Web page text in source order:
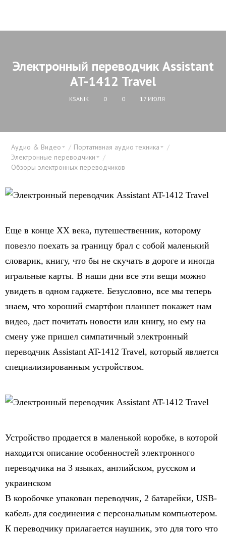
Электронный переводчик Assistant
AT-1412 Travel
KSANIK 0 0 17 ИЮЛЯ
Аудио & Видео
Портативная аудио техника
Электронные переводчики
Обзоры электронных переводчиков
Еще в конце ХХ века, путешественник, которому
повезло поехать за границу брал с собой маленький
словарик, книгу, что бы не скучать в дороге и иногда
игральные карты. В наши дни все эти вещи можно
увидеть в одном гаджете. Безусловно, все мы теперь
знаем, что хороший смартфон планшет покажет нам
видео, даст почитать новости или книгу, но ему на
смену уже пришел симпатичный электронный
переводчик Assistant AT-1412 Travel, который является
специализированным устройством.
Устройство продается в маленькой коробке, в которой
находится описание особенностей электронного
переводчика на 3 языках, английском, русском и
украинском
В коробочке упакован переводчик, 2 батарейки, USB-
кабель для соединения с персональным компьютером.
К переводчику прилагается наушник, это для того что